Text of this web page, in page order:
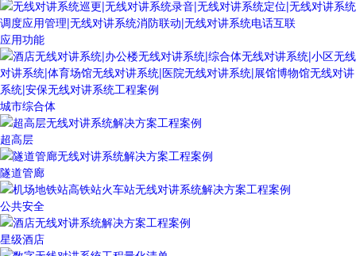
应用功能
城市综合体
超高层
隧道管廊
公共安全
星级酒店